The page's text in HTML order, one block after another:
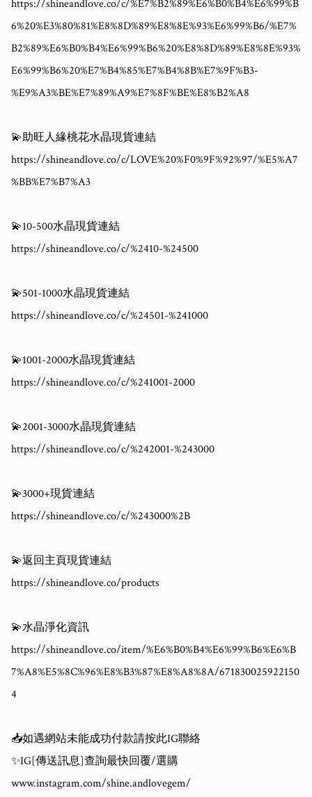
https://shineandlove.co/c/%E7%B2%89%E6%B0%B4%E6%99%B
6%20%E3%80%81%E8%8D%89%E8%8E%93%E6%99%B6/%E7%
B2%89%E6%B0%B4%E6%99%B6%20%E8%8D%89%E8%8E%93%
E6%99%B6%20%E7%B4%85%E7%B4%8B%E7%9F%B3-
%E9%A3%BE%E7%89%A9%E7%8F%BE%E8%B2%A8
💫助旺人緣桃花水晶現貨連結
https://shineandlove.co/c/LOVE%20%F0%9F%92%97/%E5%A7
%BB%E7%B7%A3
💫10-500水晶現貨連結
https://shineandlove.co/c/%2410-%24500
💫501-1000水晶現貨連結
https://shineandlove.co/c/%24501-%241000
💫1001-2000水晶現貨連結
https://shineandlove.co/c/%241001-2000
💫2001-3000水晶現貨連結
https://shineandlove.co/c/%242001-%243000
💫3000+現貨連結
https://shineandlove.co/c/%243000%2B
💫返回主頁現貨連結
https://shineandlove.co/products
💫水晶淨化資訊
https://shineandlove.co/item/%E6%B0%B4%E6%99%B6%E6%B
7%A8%E5%8C%96%E8%B3%87%E8%A8%8A/671830025922150
4
📥如遇網站未能成功付款請按此IG聯絡
✨IG[傳送訊息]查詢最快回覆/選購
www.instagram.com/shine.andlovegem/